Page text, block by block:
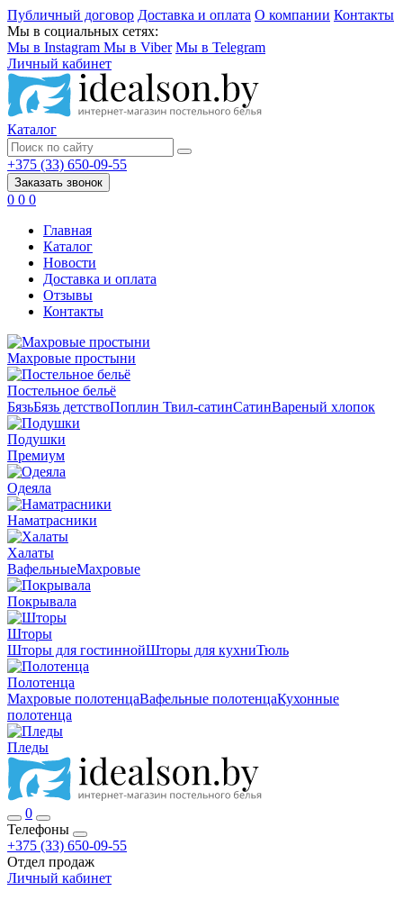
Публичный договор Доставка и оплата О компании Контакты
Мы в социальных сетях:
Мы в Instagram Мы в Viber Мы в Telegram
Личный кабинет
Каталог
+375 (33) 650-09-55
Заказать звонок
0 0 0
Главная
Каталог
Новости
Доставка и оплата
Отзывы
Контакты
Махровые простыни
Постельное бельё
БязьБязь детствоПоплин Твил-сатинСатинВареный хлопок
Подушки
Премиум
Одеяла
Наматрасники
Халаты
ВафельныеМахровые
Покрывала
Шторы
Шторы для гостиннойШторы для кухниТюль
Полотенца
Махровые полотенцаВафельные полотенцаКухонные
полотенца
Пледы
0
Телефоны
+375 (33) 650-09-55
Отдел продаж
Личный кабинет